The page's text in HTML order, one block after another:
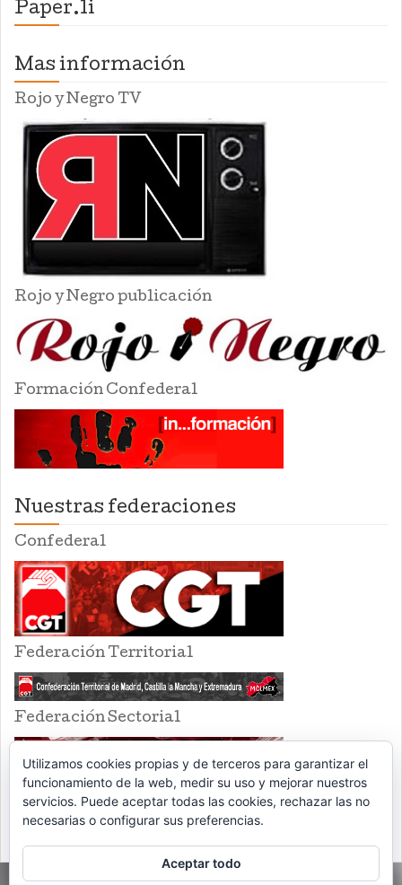
Paper.li
Mas información
Rojo y Negro TV
Rojo y Negro publicación
Formación Confederal
Nuestras federaciones
Confederal
Federación Territorial
Federación Sectorial
Utilizamos cookies propias y de terceros para garantizar el
funcionamiento de la web, medir su uso y mejorar nuestros
servicios. Puede aceptar todas las cookies, rechazar las no
necesarias o configurar sus preferencias.
Aceptar todo